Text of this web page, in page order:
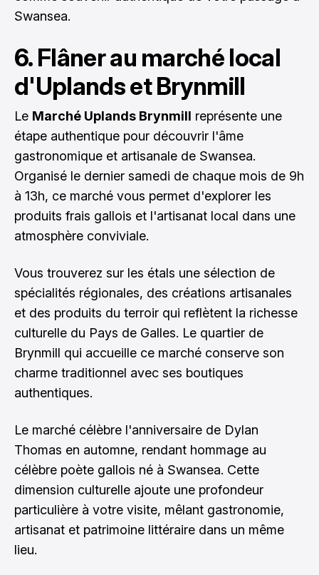
Swansea.
6. Flâner au marché local
d'Uplands et Brynmill
Le Marché Uplands Brynmill représente une
étape authentique pour découvrir l'âme
gastronomique et artisanale de Swansea.
Organisé le dernier samedi de chaque mois de 9h
à 13h, ce marché vous permet d'explorer les
produits frais gallois et l'artisanat local dans une
atmosphère conviviale.
Vous trouverez sur les étals une sélection de
spécialités régionales, des créations artisanales
et des produits du terroir qui reflètent la richesse
culturelle du Pays de Galles. Le quartier de
Brynmill qui accueille ce marché conserve son
charme traditionnel avec ses boutiques
authentiques.
Le marché célèbre l'anniversaire de Dylan
Thomas en automne, rendant hommage au
célèbre poète gallois né à Swansea. Cette
dimension culturelle ajoute une profondeur
particulière à votre visite, mêlant gastronomie,
artisanat et patrimoine littéraire dans un même
lieu.